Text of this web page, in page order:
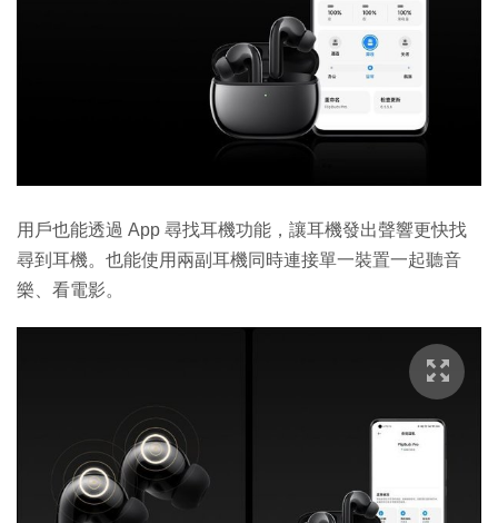
用戶也能透過 App 尋找耳機功能，讓耳機發出聲響更快找
尋到耳機。也能使用兩副耳機同時連接單一裝置一起聽音
樂、看電影。